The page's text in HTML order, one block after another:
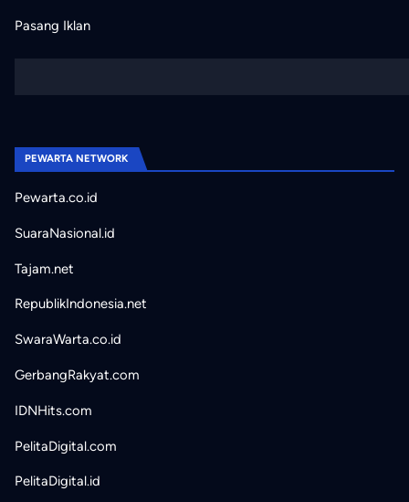
Pasang Iklan
PEWARTA NETWORK
Pewarta.co.id
SuaraNasional.id
Tajam.net
RepublikIndonesia.net
SwaraWarta.co.id
GerbangRakyat.com
IDNHits.com
PelitaDigital.com
PelitaDigital.id